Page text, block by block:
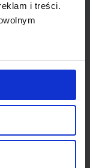
i treści.
stałym
powstały w
otrzymał
siatki
były loty